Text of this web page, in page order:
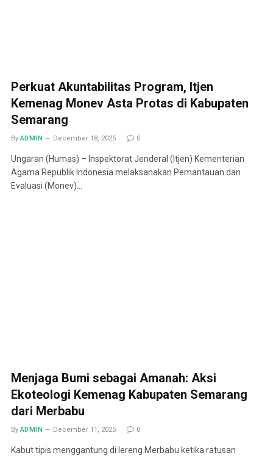
Perkuat Akuntabilitas Program, Itjen
Kemenag Monev Asta Protas di Kabupaten
Semarang
By ADMIN December 18, 2025 0
Ungaran (Humas) – Inspektorat Jenderal (Itjen) Kementerian
Agama Republik Indonesia melaksanakan Pemantauan dan
Evaluasi (Monev)…
Menjaga Bumi sebagai Amanah: Aksi
Ekoteologi Kemenag Kabupaten Semarang
dari Merbabu
By ADMIN December 11, 2025 0
Kabut tipis menggantung di lereng Merbabu ketika ratusan